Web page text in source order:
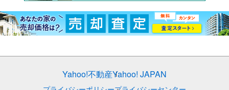
Yahoo!不動産Yahoo! JAPAN